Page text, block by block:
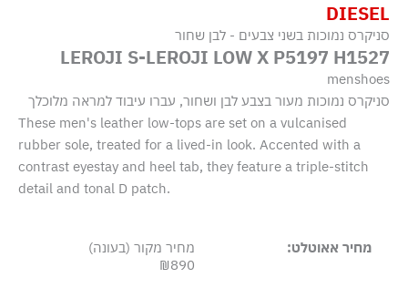
DIESEL
סניקרס נמוכות בשני צבעים - לבן שחור
LEROJI S-LEROJI LOW X P5197 H1527
menshoes
סניקרס נמוכות מעור בצבע לבן ושחור, עברו עיבוד למראה מלוכלך
These men's leather low-tops are set on a vulcanised
rubber sole, treated for a lived-in look. Accented with a
contrast eyestay and heel tab, they feature a triple-stitch
detail and tonal D patch.
מחיר אאוטלט:
מחיר מקור (בעונה)
₪890